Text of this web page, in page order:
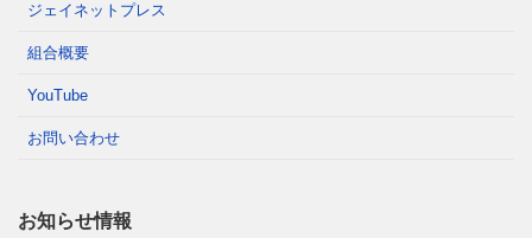
ジェイネットプレス
組合概要
YouTube
お問い合わせ
お知らせ情報